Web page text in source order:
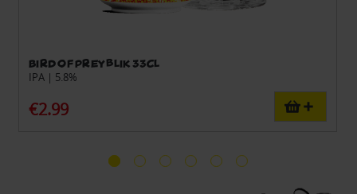
Bird of Prey blik 33cl
IPA | 5.8%
€2.99